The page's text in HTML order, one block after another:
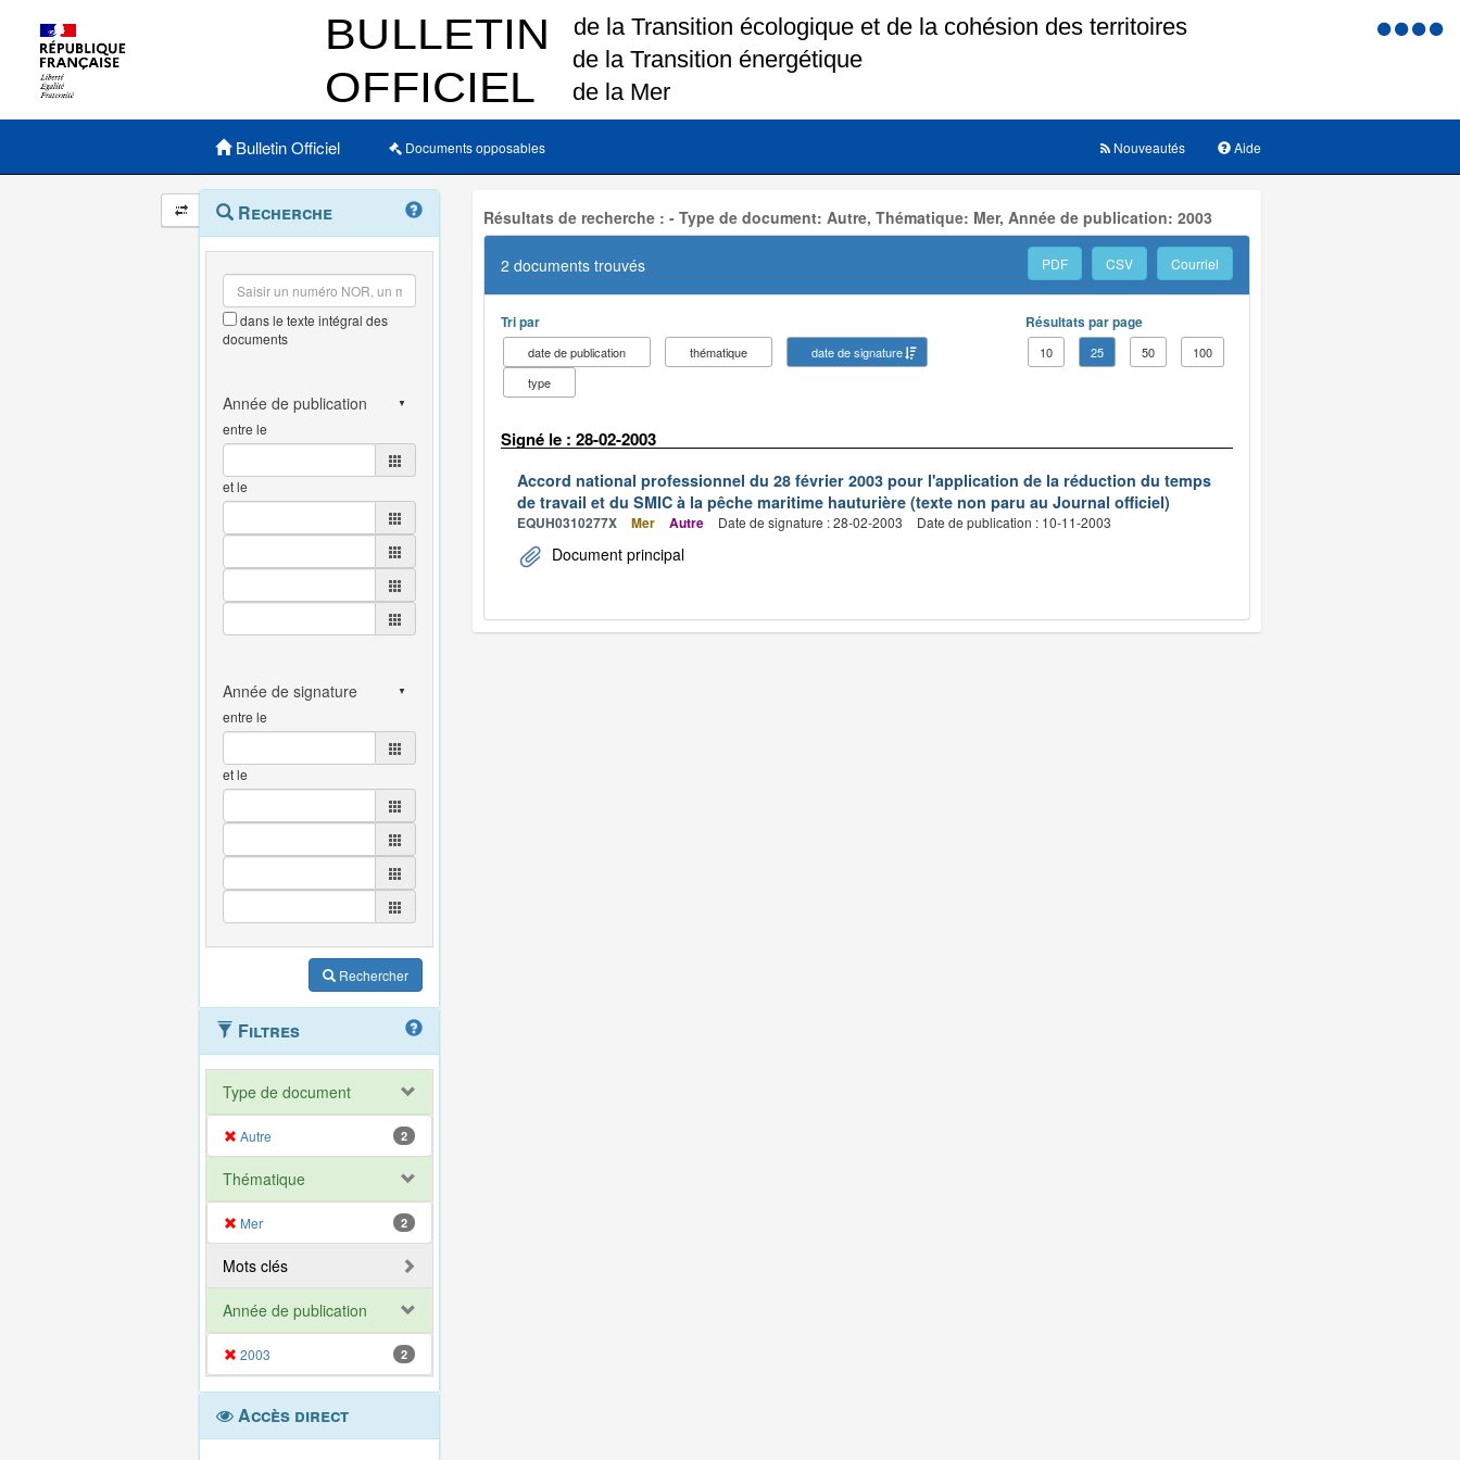
Menu
Menu principal
Bulletin Officiel Documents opposables Aide
Nouveautés
Navigation
et
outils
annexes
Menu
contextuel
Recherche
dans le texte intégral des
documents
entre le
et le
entre le
et le
Rechercher
Filtres
Type de document
Autre 2
Thématique
Mer 2
Mots clés
Année de publication
2003 2
Accès direct
Résultats de recherche : - Type de document: Autre, Thématique: Mer, Année de publication: 2003
2 documents trouvés PDF CSV Courriel
Tri par
date de publication thématique
date de signature
type
Résultats par page
10 25 50 100
Signé le : 28-02-2003
Accord national professionnel du 28 février 2003 pour l'application de la réduction du temps
de travail et du SMIC à la pêche maritime hauturière (texte non paru au Journal officiel)
EQUH0310277X Mer Autre Date de signature : 28-02-2003 Date de publication : 10-11-2003
Document principal